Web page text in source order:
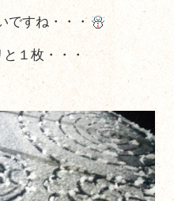
ですね・・・
１枚・・・